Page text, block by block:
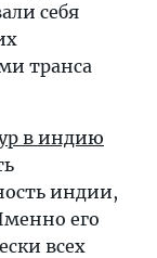
себя
транса
в индию
индии,
его
всех